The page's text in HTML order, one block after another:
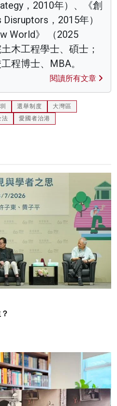
，2010年）、《創
，2015年）
World》 （2025
木工程學士、碩士；
程博士、MBA。
閱讀所有文章
選舉制度
大灣區
法 愛國者治港